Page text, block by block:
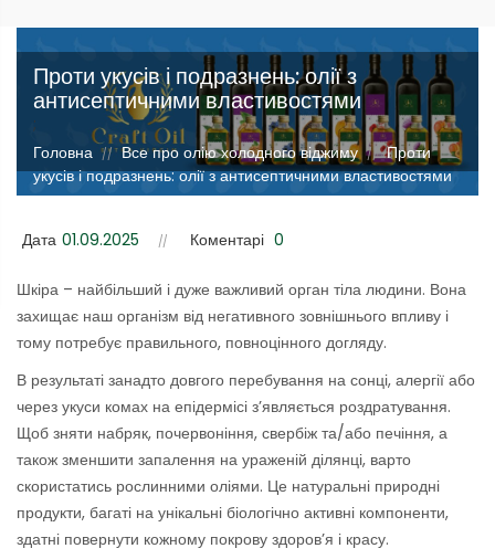
Проти укусів і подразнень: олії з
антисептичними властивостями
;
Головна // Все про олію холодного віджиму // Проти
укусів і подразнень: олії з антисептичними властивостями
Дата 01.09.2025 Коментарі 0
Шкіра – найбільший і дуже важливий орган тіла людини. Вона
захищає наш організм від негативного зовнішнього впливу і
тому потребує правильного, повноцінного догляду.
В результаті занадто довгого перебування на сонці, алергії або
через укуси комах на епідермісі з’являється роздратування.
Щоб зняти набряк, почервоніння, свербіж та/або печіння, а
також зменшити запалення на ураженій ділянці, варто
скористатись рослинними оліями. Це натуральні природні
продукти, багаті на унікальні біологічно активні компоненти,
здатні повернути кожному покрову здоров’я і красу.